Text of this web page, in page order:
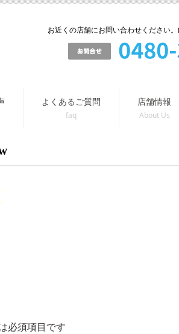
お近くの店舗にお問い合わせください
よくあるご質問 店舗情報
必須項目です